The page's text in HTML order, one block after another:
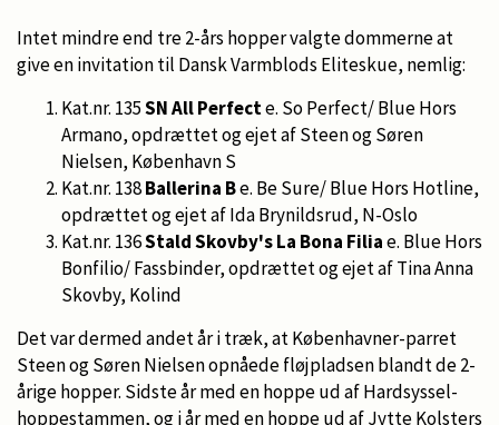
Intet mindre end tre 2-års hopper valgte dommerne at
give en invitation til Dansk Varmblods Eliteskue, nemlig:
Kat.nr. 135SN All Perfecte. So Perfect/ Blue Hors
Armano, opdrættet og ejet af Steen og Søren
Nielsen, København S
Kat.nr. 138Ballerina Be. Be Sure/ Blue Hors Hotline,
opdrættet og ejet af Ida Brynildsrud, N-Oslo
Kat.nr. 136Stald Skovby's La Bona Filiae. Blue Hors
Bonfilio/ Fassbinder, opdrættet og ejet af Tina Anna
Skovby, Kolind
Det var dermed andet år i træk, at Københavner-parret
Steen og Søren Nielsen opnåede fløjpladsen blandt de 2-
årige hopper. Sidste år med en hoppe ud af Hardsyssel-
hoppestammen, og i år med en hoppe ud af Jytte Kolsters